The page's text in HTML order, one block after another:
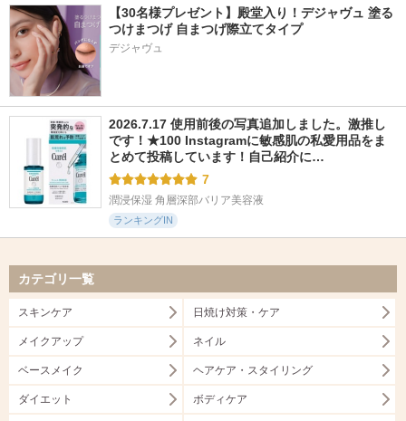
【30名様プレゼント】殿堂入り！デジャヴュ 塗る
つけまつげ 自まつげ際立てタイプ
デジャヴュ
2026.7.17 使用前後の写真追加しました。激推し
です！★100 Instagramに敏感肌の私愛用品をま
とめて投稿しています！自己紹介に…
7
潤浸保湿 角層深部バリア美容液
ランキングIN
カテゴリ一覧
スキンケア 日焼け対策・ケア
メイクアップ ネイル
ベースメイク ヘアケア・スタイリング
ダイエット ボディケア